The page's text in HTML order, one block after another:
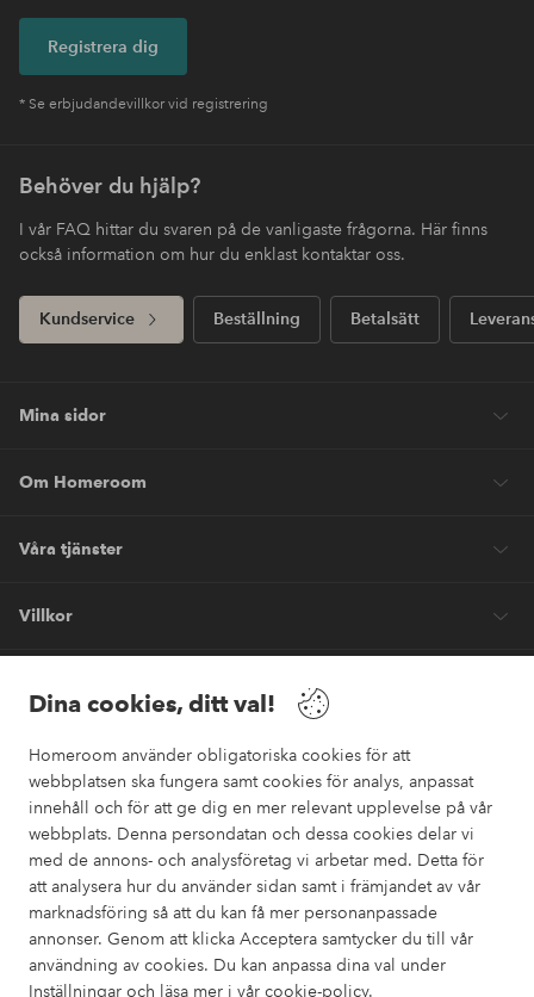
Dina cookies, ditt val!
Homeroom använder obligatoriska cookies för att
webbplatsen ska fungera samt cookies för analys, anpassat
innehåll och för att ge dig en mer relevant upplevelse på vår
webbplats. Denna persondatan och dessa cookies delar vi
med de annons- och analysföretag vi arbetar med. Detta för
att analysera hur du använder sidan samt i främjandet av vår
marknadsföring så att du kan få mer personanpassade
annonser. Genom att klicka Acceptera samtycker du till vår
användning av cookies. Du kan anpassa dina val under
Inställningar och läsa mer i vår cookie-policy.
Registrera dig
* Se erbjudandevillkor vid registrering
Behöver du hjälp?
I vår FAQ hittar du svaren på de vanligaste frågorna. Här finns
också information om hur du enklast kontaktar oss.
Kundservice Beställning Betalsätt
Mina sidor
Om Homeroom
Våra tjänster
Villkor
Säkra betalningar
Vill du veta mer om våra betalalternativ ?
elpy